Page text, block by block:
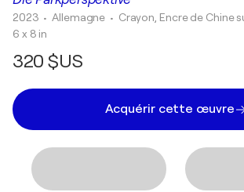
2023 • Allemagne • Crayon, Encre de Chine
6 x 8 in
320 $US
Acquérir cette œuvre